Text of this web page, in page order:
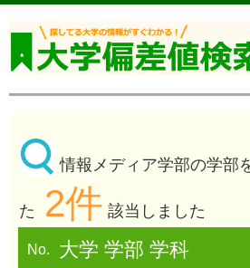
情報メディア学部の学部
た 2件 該当しました
No. 大学 学部 学科